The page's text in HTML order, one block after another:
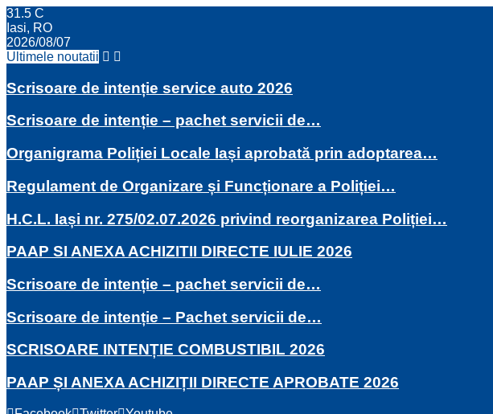
31.5 C
Iasi, RO
2026/08/07
Ultimele noutatii
Scrisoare de intenție service auto 2026
Scrisoare de intenție – pachet servicii de…
Organigrama Poliției Locale Iași aprobată prin adoptarea…
Regulament de Organizare și Funcționare a Poliției…
H.C.L. Iași nr. 275/02.07.2026 privind reorganizarea Poliției…
PAAP SI ANEXA ACHIZITII DIRECTE IULIE 2026
Scrisoare de intenție – pachet servicii de…
Scrisoare de intenție – Pachet servicii de…
SCRISOARE INTENȚIE COMBUSTIBIL 2026
PAAP ȘI ANEXA ACHIZIȚII DIRECTE APROBATE 2026